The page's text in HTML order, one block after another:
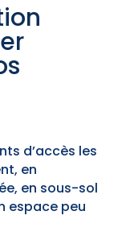
d’accès les
en
en sous-sol
espace peu